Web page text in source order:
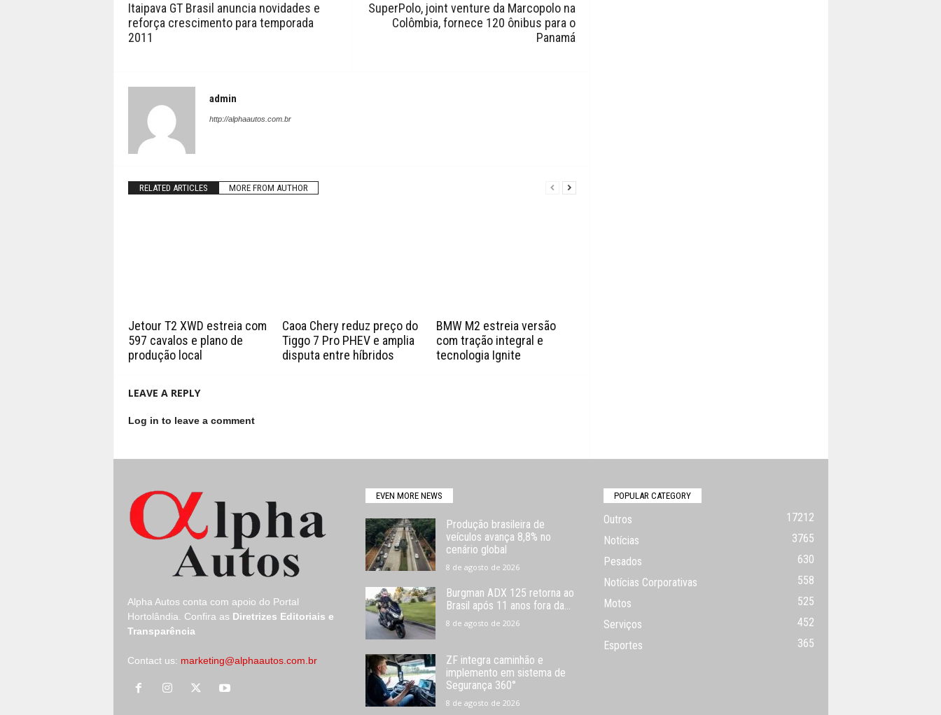
Itaipava GT Brasil anuncia novidades e
reforça crescimento para temporada
2011
SuperPolo, joint venture da Marcopolo na
Colômbia, fornece 120 ônibus para o
Panamá
admin
http://alphaautos.com.br
RELATED ARTICLES MORE FROM AUTHOR
Jetour T2 XWD estreia com
597 cavalos e plano de
produção local
Caoa Chery reduz preço do
Tiggo 7 Pro PHEV e amplia
disputa entre híbridos
BMW M2 estreia versão
com tração integral e
tecnologia Ignite
LEAVE A REPLY
Log in to leave a comment
Alpha Autos conta com apoio do Portal
Hortolândia.
Confira as Diretrizes Editoriais e
Transparência
Contact us: marketing@alphaautos.com.br
EVEN MORE NEWS
Produção brasileira de
veículos avança 8,8% no
cenário global
8 de agosto de 2026
Burgman ADX 125 retorna ao
Brasil após 11 anos fora da...
8 de agosto de 2026
ZF integra caminhão e
implemento em sistema de
Segurança 360°
8 de agosto de 2026
POPULAR CATEGORY
Outros
17212
Notícias
3765
Pesados
630
Notícias Corporativas
558
Motos
525
Serviços
452
Esportes
365